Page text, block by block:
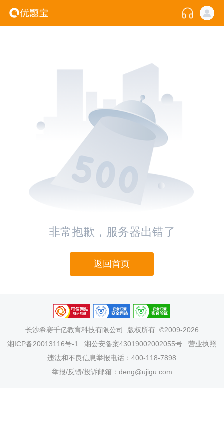
非常抱歉，服务器出错了
返回首页
长沙希赛千亿教育科技有限公司
版权所有 ©2009-2026
湘ICP备20013116号-1
湘公安备案43019002002055号
营业执照
违法和不良信息举报电话：400-118-7898
举报/反馈/投诉邮箱：deng@ujigu.com